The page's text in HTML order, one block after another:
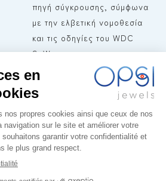
πηγή σύγκρουσης, σύμφωνα
με την ελβετική νομοθεσία
και τις οδηγίες του WDC
SoW.
ΠΏΛΗΣΗΣ